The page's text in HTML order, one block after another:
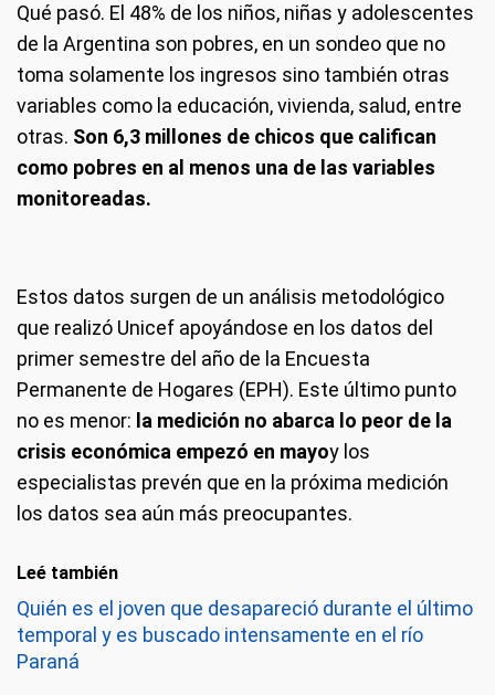
Qué pasó. El 48% de los niños, niñas y adolescentes
de la Argentina son pobres, en un sondeo que no
toma solamente los ingresos sino también otras
variables como la educación, vivienda, salud, entre
otras. Son 6,3 millones de chicos que califican
como pobres en al menos una de las variables
monitoreadas.
Estos datos surgen de un análisis metodológico
que realizó Unicef apoyándose en los datos del
primer semestre del año de la Encuesta
Permanente de Hogares (EPH). Este último punto
no es menor: la medición no abarca lo peor de la
crisis económica empezó en mayoy los
especialistas prevén que en la próxima medición
los datos sea aún más preocupantes.
Leé también
Quién es el joven que desapareció durante el último
temporal y es buscado intensamente en el río
Paraná